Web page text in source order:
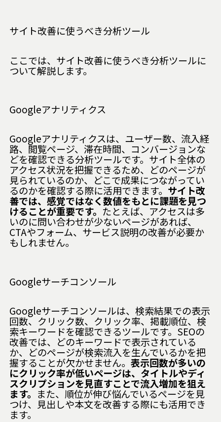
サイト改善に使うべき分析ツール
ここでは、サイト改善に使うべき分析ツールに
ついて解説します。
Googleアナリティクス
Googleアナリティクスは、ユーザー数、流入経
路、閲覧ページ、滞在時間、コンバージョンな
どを確認できる分析ツールです。サイト全体の
アクセス状況を把握できるため、どのページが
見られているのか、どこで成果につながってい
るのかを確認する際に活用できます。 サイト改
善では、感覚ではなく数値をもとに課題を見つ
けることが重要です。 たとえば、アクセスは多
いのに問い合わせが少ないページがあれば、
CTAやフォーム、サービス説明の改善が必要か
もしれません。
Googleサーチコンソール
Googleサーチコンソールは、検索結果での表示
回数、クリック数、クリック率、掲載順位、検
索キーワードを確認できるツールです。SEOの
改善では、どのキーワードで表示されている
か、どのページが検索流入を生んでいるかを把
握することが欠かせません。表示回数が多いの
にクリック率が低いページは、タイトルやディ
スクリプションを見直すことで流入増加を狙え
ます。 また、順位が伸び悩んでいるページを見
つけ、見出しや本文を改善する際にも活用でき
ます。